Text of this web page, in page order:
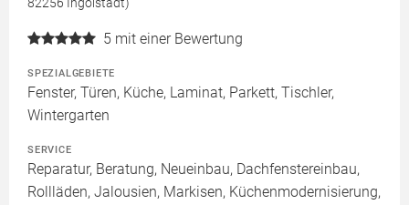
5 mit einer Bewertung
SPEZIALGEBIETE
Fenster, Türen, Küche, Laminat, Parkett, Tischler,
Wintergarten
SERVICE
Reparatur, Beratung, Neueinbau, Dachfenstereinbau,
Rollläden, Jalousien, Markisen, Küchenmodernisierung,